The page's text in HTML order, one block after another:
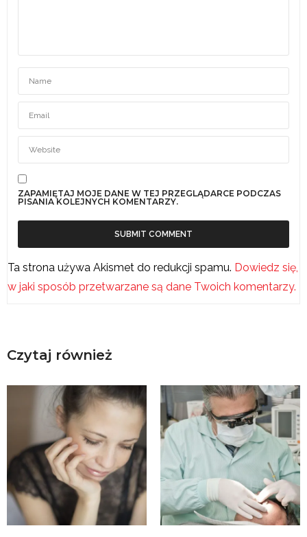
ZAPAMIĘTAJ MOJE DANE W TEJ PRZEGLĄDARCE PODCZAS
PISANIA KOLEJNYCH KOMENTARZY.
Ta strona używa Akismet do redukcji spamu. Dowiedz się,
w jaki sposób przetwarzane są dane Twoich komentarzy.
Czytaj również